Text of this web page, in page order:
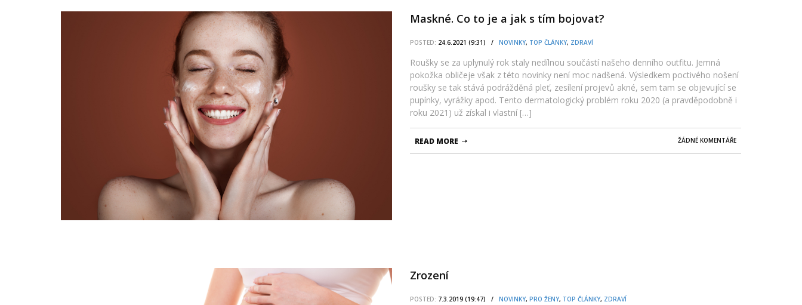
Maskné. Co to je a jak s tím bojovat?
POSTED: 24.6.2021 (9:31) / NOVINKY, TOP ČLÁNKY, ZDRAVÍ
Roušky se za uplynulý rok staly nedílnou součástí našeho denního outfitu. Jemná
pokožka obličeje však z této novinky není moc nadšená. Výsledkem poctivého nošení
roušky se tak stává podrážděná pleť, zesílení projevů akné, sem tam se objevující se
pupínky, vyrážky apod. Tento dermatologický problém roku 2020 (a pravděpodobně i
roku 2021) už získal i vlastní […]
ŽÁDNÉ KOMENTÁŘE
READ MORE
Zrození
POSTED: 7.3.2019 (19:47) / NOVINKY, PRO ŽENY, TOP ČLÁNKY, ZDRAVÍ